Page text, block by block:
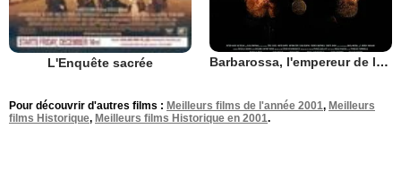
L'Enquête sacrée Barbarossa, l'empereur de la mort
Pour découvrir d'autres films : Meilleurs films de l'année 2001, Meilleurs
films Historique, Meilleurs films Historique en 2001.